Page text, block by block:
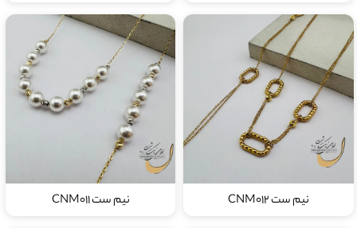
نیم ست CNM012 نیم ست CNM011